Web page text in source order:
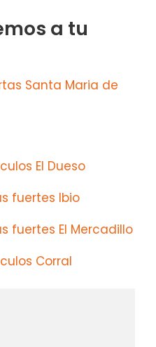
a tu
Santa Maria de
El Dueso
fuertes Ibio
fuertes El Mercadillo
Corral